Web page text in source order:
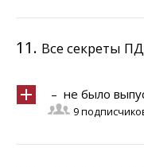
11. Все секреты
– не было
9